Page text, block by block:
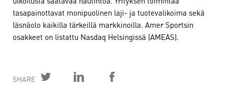
tasapainottavat monipuolinen laji- ja tuotevalikoima sekä
läsnäolo kaikilla tärkeillä markkinoilla. Amer Sportsin
osakkeet on listattu Nasdaq Helsingissä (AMEAS).
SHARE